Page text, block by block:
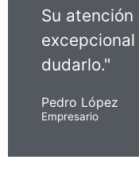
Su
dudarlo."
Pedro López
Empresario